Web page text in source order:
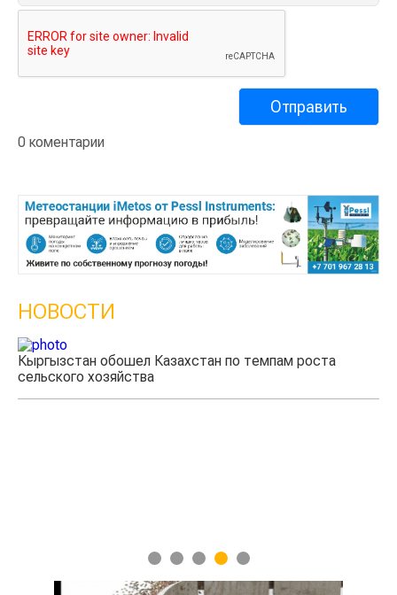
0 коментарии
НОВОСТИ
Кыргызстан обошел Казахстан по темпам роста
сельского хозяйства
1 2 3 4 5